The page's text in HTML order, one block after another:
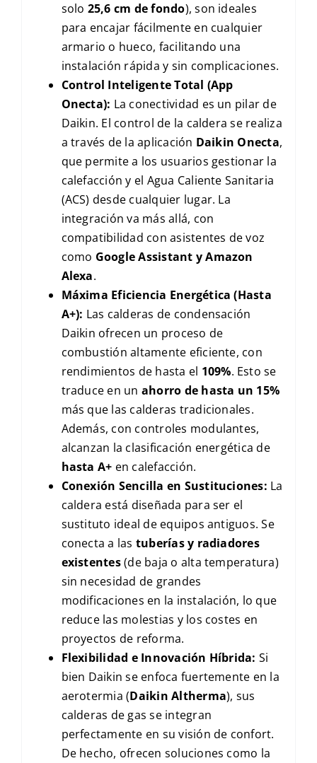
solo 25,6 cm de fondo), son ideales
para encajar fácilmente en cualquier
armario o hueco, facilitando una
instalación rápida y sin complicaciones.
Control Inteligente Total (App
Onecta): La conectividad es un pilar de
Daikin. El control de la caldera se realiza
a través de la aplicación Daikin Onecta,
que permite a los usuarios gestionar la
calefacción y el Agua Caliente Sanitaria
(ACS) desde cualquier lugar. La
integración va más allá, con
compatibilidad con asistentes de voz
como Google Assistant y Amazon
Alexa.
Máxima Eficiencia Energética (Hasta
A+): Las calderas de condensación
Daikin ofrecen un proceso de
combustión altamente eficiente, con
rendimientos de hasta el 109%. Esto se
traduce en un ahorro de hasta un 15%
más que las calderas tradicionales.
Además, con controles modulantes,
alcanzan la clasificación energética de
hasta A+ en calefacción.
Conexión Sencilla en Sustituciones: La
caldera está diseñada para ser el
sustituto ideal de equipos antiguos. Se
conecta a las tuberías y radiadores
existentes(de baja o alta temperatura)
sin necesidad de grandes
modificaciones en la instalación, lo que
reduce las molestias y los costes en
proyectos de reforma.
Flexibilidad e Innovación Híbrida: Si
bien Daikin se enfoca fuertemente en la
aerotermia (Daikin Altherma), sus
calderas de gas se integran
perfectamente en su visión de confort.
De hecho, ofrecen soluciones como la